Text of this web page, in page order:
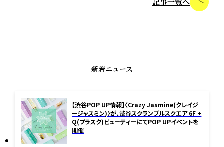
SHIBUYA BEAUTY NEWS
新着ニュース
【渋谷POP UP情報】〈Crazy Jasmine(クレイジ
ージャスミン)〉が、渋谷スクランブルスクエア 6F +
Q(プラスク)ビューティーにてPOP UPイベントを
開催